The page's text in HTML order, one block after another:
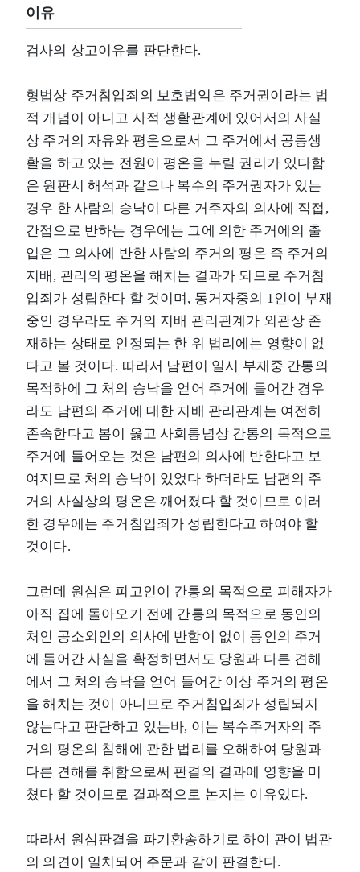
이유
검사의 상고이유를 판단한다.
형법상 주거침입죄의 보호법익은 주거권이라는 법
적 개념이 아니고 사적 생활관계에 있어서의 사실
상 주거의 자유와 평온으로서 그 주거에서 공동생
활을 하고 있는 전원이 평온을 누릴 권리가 있다함
은 원판시 해석과 같으나 복수의 주거권자가 있는
경우 한 사람의 승낙이 다른 거주자의 의사에 직접,
간접으로 반하는 경우에는 그에 의한 주거에의 출
입은 그 의사에 반한 사람의 주거의 평온 즉 주거의
지배, 관리의 평온을 해치는 결과가 되므로 주거침
입죄가 성립한다 할 것이며, 동거자중의 1인이 부재
중인 경우라도 주거의 지배 관리관계가 외관상 존
재하는 상태로 인정되는 한 위 법리에는 영향이 없
다고 볼 것이다. 따라서 남편이 일시 부재중 간통의
목적하에 그 처의 승낙을 얻어 주거에 들어간 경우
라도 남편의 주거에 대한 지배 관리관계는 여전히
존속한다고 봄이 옳고 사회통념상 간통의 목적으로
주거에 들어오는 것은 남편의 의사에 반한다고 보
여지므로 처의 승낙이 있었다 하더라도 남편의 주
거의 사실상의 평온은 깨어졌다 할 것이므로 이러
한 경우에는 주거침입죄가 성립한다고 하여야 할
것이다.
그런데 원심은 피고인이 간통의 목적으로 피해자가
아직 집에 돌아오기 전에 간통의 목적으로 동인의
처인 공소외인의 의사에 반함이 없이 동인의 주거
에 들어간 사실을 확정하면서도 당원과 다른 견해
에서 그 처의 승낙을 얻어 들어간 이상 주거의 평온
을 해치는 것이 아니므로 주거침입죄가 성립되지
않는다고 판단하고 있는바, 이는 복수주거자의 주
거의 평온의 침해에 관한 법리를 오해하여 당원과
다른 견해를 취함으로써 판결의 결과에 영향을 미
쳤다 할 것이므로 결과적으로 논지는 이유있다.
따라서 원심판결을 파기환송하기로 하여 관여 법관
의 의견이 일치되어 주문과 같이 판결한다.